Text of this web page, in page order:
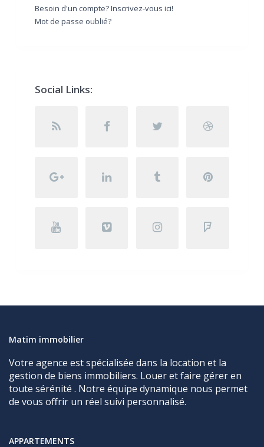
Besoin d'un compte? Inscrivez-vous ici!
Mot de passe oublié?
Social Links:
Matim immobilier
Votre agence est spécialisée dans la location et la
gestion de biens immobiliers. Louer et faire gérer en
toute sérénité . Notre équipe dynamique nous permet
de vous offrir un réel suivi personnalisé.
APPARTEMENTS